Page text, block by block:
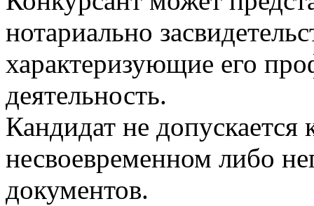
нотариально
характеризующие его
деятельность.
Кандидат не
несвоевременном либо
документов.